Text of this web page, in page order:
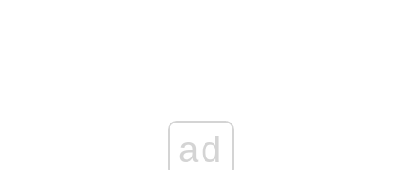
ad